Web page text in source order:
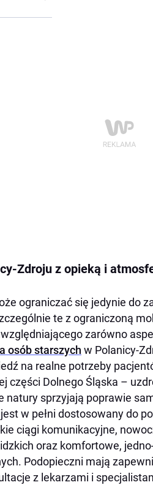
Zdroju z opieką i
ograniczać się jedynie do
te z ograniczoną
zarówno
osób starszych w Polanicy-
na realne potrzeby
części Dolnego Śląska –
natury sprzyjają poprawie
w pełni dostosowany do
ciągi komunikacyjne,
oraz komfortowe,
Podopieczni mają
z lekarzami i